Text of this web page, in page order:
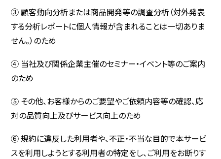
③ 顧客動向分析または商品開発等の調査分析（対外発表
する分析レポートに個人情報が含まれることは一切ありま
せん。）のため
④ 当社及び関係企業主催のセミナー・イベント等のご案内
のため
⑤ その他、お客様からのご要望やご依頼内容等の確認、応
対の品質向上及びサービス向上のため
⑥ 規約に違反した利用者や、不正・不当な目的で本サービ
スを利用しようとする利用者の特定をし、ご利用をお断りす